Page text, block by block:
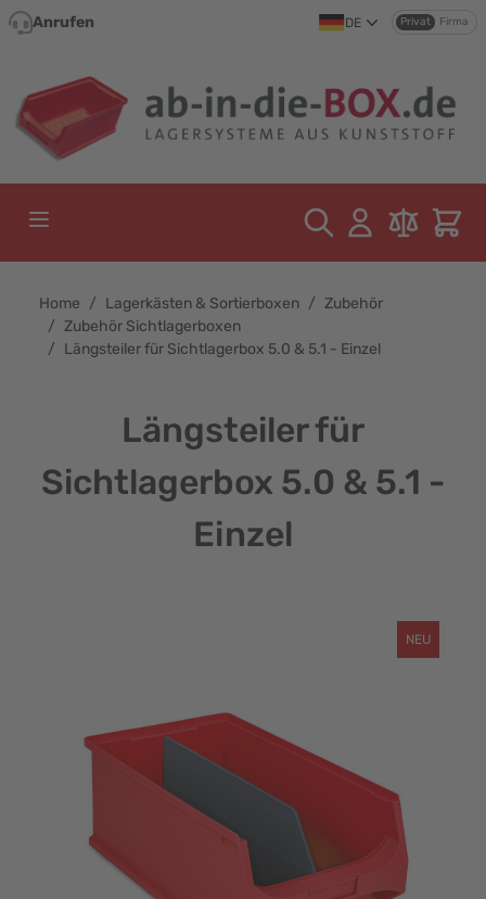
Direkt zum Inhalt
Anrufen DE Privat Firma
Home / Lagerkästen & Sortierboxen / Zubehör
/ Zubehör Sichtlagerboxen
/ Längsteiler für Sichtlagerbox 5.0 & 5.1 - Einzel
Längsteiler für
Sichtlagerbox 5.0 & 5.1 -
Einzel
NEU